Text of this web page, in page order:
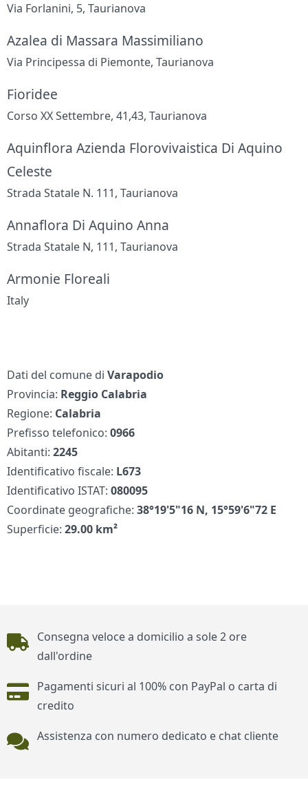
Via Forlanini, 5, Taurianova
Azalea di Massara Massimiliano
Via Principessa di Piemonte, Taurianova
Fioridee
Corso XX Settembre, 41,43, Taurianova
Aquinflora Azienda Florovivaistica Di Aquino
Celeste
Strada Statale N. 111, Taurianova
Annaflora Di Aquino Anna
Strada Statale N, 111, Taurianova
Armonie Floreali
Italy
Dati del comune diVarapodio
Provincia: Reggio Calabria
Regione: Calabria
Prefisso telefonico:0966
Abitanti:2245
Identificativo fiscale: L673
Identificativo ISTAT:080095
Coordinate geografiche:38°19'5"16 N, 15°59'6"72 E
Superficie:29.00 km²
Piè di pagina
Consegna veloce a domicilio a sole 2 ore
dall'ordine
Pagamenti sicuri al 100% con PayPal o carta di
credito
Assistenza con numero dedicato e chat cliente